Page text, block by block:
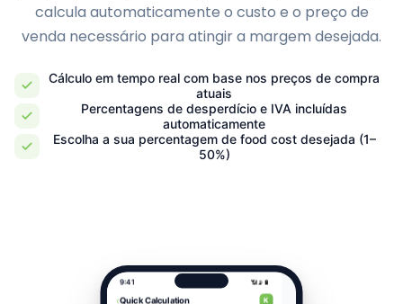
calcula automaticamente o custo e o preço de
venda necessário para atingir a margem desejada.
Cálculo em tempo real com base nos preços de compra
atuais
Percentagens de desperdício e IVA incluídas
automaticamente
Escolha a sua percentagem de food cost desejada (1–
50%)